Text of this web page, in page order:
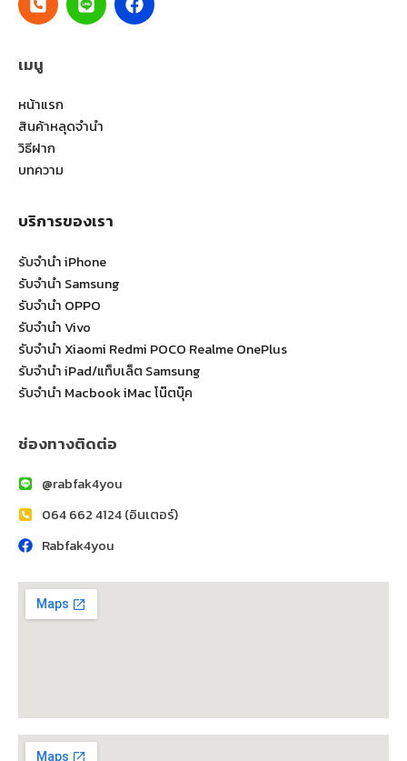
เมนู
หน้าแรก
สินค้าหลุดจำนำ
วิธีฝาก
บทความ
บริการของเรา
รับจำนำ iPhone
รับจำนำ Samsung
รับจำนำ OPPO
รับจำนำ Vivo
รับจำนำ Xiaomi Redmi POCO Realme OnePlus
รับจำนำ iPad/แท็บเล็ต Samsung
รับจำนำ Macbook iMac โน๊ตบุ๊ค
ช่องทางติดต่อ
@rabfak4you
064 662 4124 (อินเตอร์)
Rabfak4you